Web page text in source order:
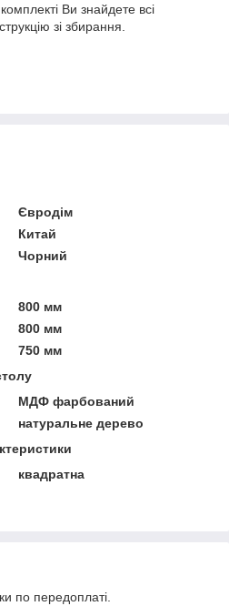
Ви знайдете всі
зі збирання.
Євродім
Китай
Чорний
800 мм
800 мм
750 мм
МДФ фарбований
натуральне дерево
квадратна
по передоплаті.